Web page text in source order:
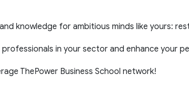
knowledge for ambitious minds like yours:
in your sector and enhance your
ThePower Business School network!